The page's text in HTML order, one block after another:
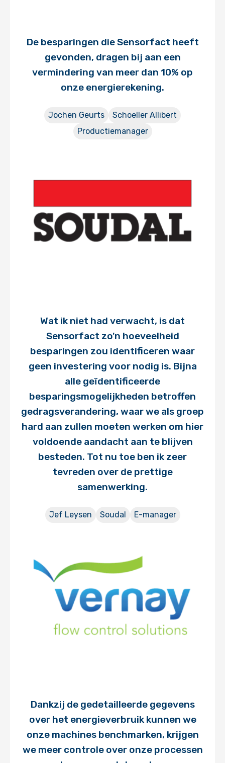
De besparingen die Sensorfact heeft
gevonden, dragen bij aan een
vermindering van meer dan 10% op
onze energierekening.
Jochen Geurts
Schoeller Allibert
Productiemanager
Wat ik niet had verwacht, is dat
Sensorfact zo'n hoeveelheid
besparingen zou identificeren waar
geen investering voor nodig is. Bijna
alle geïdentificeerde
besparingsmogelijkheden betroffen
gedragsverandering, waar we als groep
hard aan zullen moeten werken om hier
voldoende aandacht aan te blijven
besteden. Tot nu toe ben ik zeer
tevreden over de prettige
samenwerking.
Jef Leysen Soudal E-manager
Dankzij de gedetailleerde gegevens
over het energieverbruik kunnen we
onze machines benchmarken, krijgen
we meer controle over onze processen